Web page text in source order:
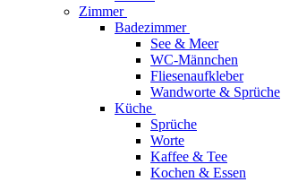
Zimmer
Badezimmer
See & Meer
WC-Männchen
Fliesenaufkleber
Wandworte & Sprüche
Küche
Sprüche
Worte
Kaffee & Tee
Kochen & Essen